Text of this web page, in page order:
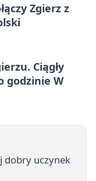
Zgierz z
Ciągły
godzinie W
dobry uczynek